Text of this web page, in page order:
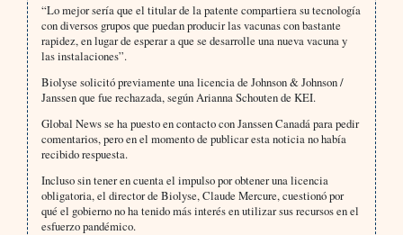
“Lo mejor sería que el titular de la patente compartiera su tecnología
con diversos grupos que puedan producir las vacunas con bastante
rapidez, en lugar de esperar a que se desarrolle una nueva vacuna y
las instalaciones”.
Biolyse solicitó previamente una licencia de Johnson & Johnson /
Janssen que fue rechazada, según Arianna Schouten de KEI.
Global News se ha puesto en contacto con Janssen Canadá para pedir
comentarios, pero en el momento de publicar esta noticia no había
recibido respuesta.
Incluso sin tener en cuenta el impulso por obtener una licencia
obligatoria, el director de Biolyse, Claude Mercure, cuestionó por
qué el gobierno no ha tenido más interés en utilizar sus recursos en el
esfuerzo pandémico.